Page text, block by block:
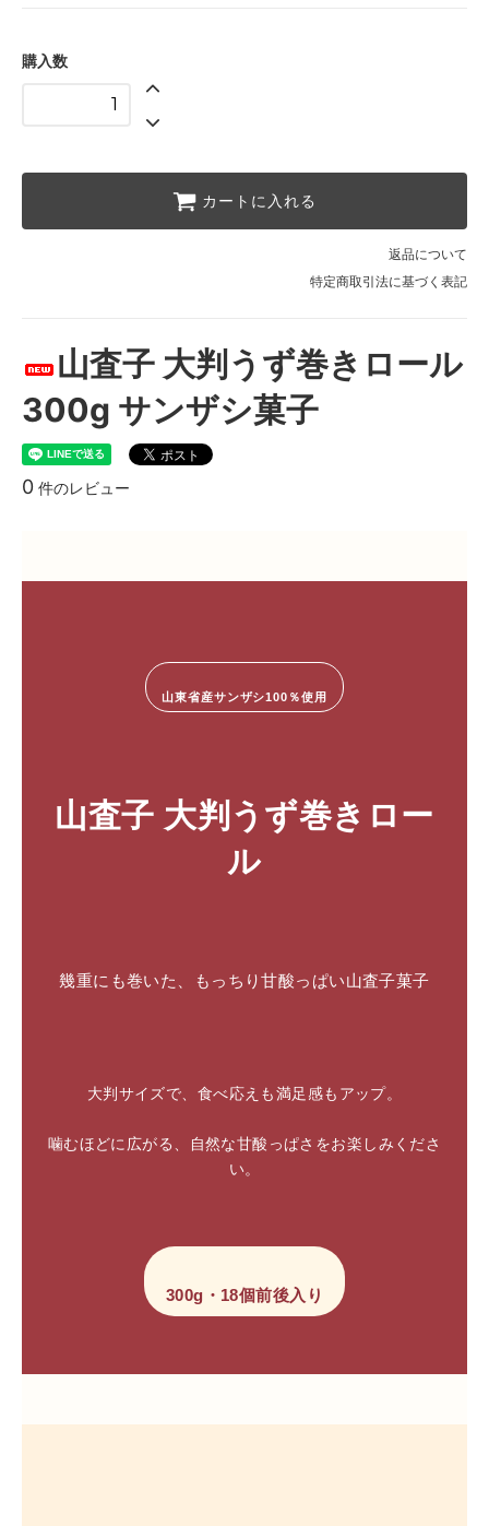
購入数
カートに入れる
返品について
特定商取引法に基づく表記
山査子 大判うず巻きロール
300g サンザシ菓子
0 件のレビュー
山東省産サンザシ100％使用
山査子 大判うず巻きロー
ル
幾重にも巻いた、もっちり甘酸っぱい山査子菓子
大判サイズで、食べ応えも満足感もアップ。
噛むほどに広がる、自然な甘酸っぱさをお楽しみくださ
い。
300g・18個前後入り